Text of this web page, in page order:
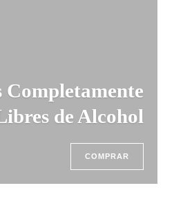
Completamente
de Alcohol
COMPRAR